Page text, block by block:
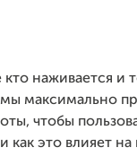
наживается и
максимально
чтобы
как это влияет